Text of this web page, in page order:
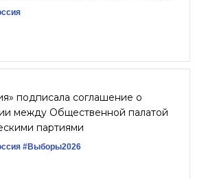
подписала соглашение о
между Общественной палатой
партиями
#Выборы2026